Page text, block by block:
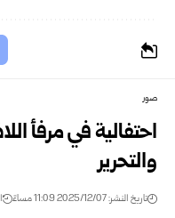
صور
احتفالية في مرفأ
والتحرير
تاريخ النشر: 2025/12/07 11:09 مساءً